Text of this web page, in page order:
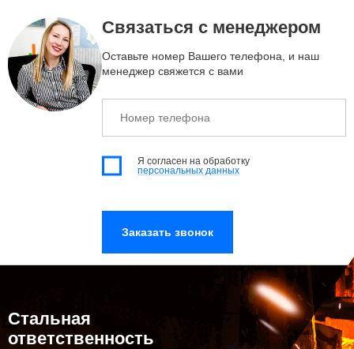
Связаться с менеджером
Оставьте номер Вашего телефона, и наш
менеджер свяжется с вами
телефона
Я согласен на обработку
персональных данных
Стальная
ответственность